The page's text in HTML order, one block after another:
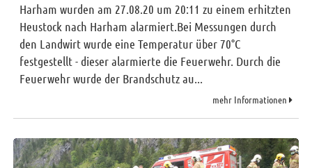
Harham wurden am 27.08.20 um 20:11 zu einem erhitzten
Heustock nach Harham alarmiert.Bei Messungen durch
den Landwirt wurde eine Temperatur über 70°C
festgestellt - dieser alarmierte die Feuerwehr. Durch die
Feuerwehr wurde der Brandschutz au...
mehr Informationen